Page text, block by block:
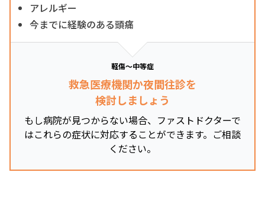
アレルギー
今までに経験のある頭痛
軽傷～中等症
救急医療機関か夜間往診を
検討しましょう
もし病院が見つからない場合、ファストドクターで
はこれらの症状に対応することができます。ご相談
ください。